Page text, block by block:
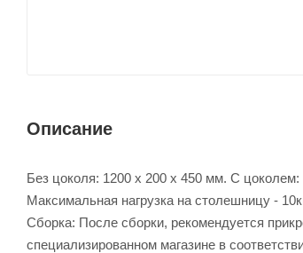
Описание
Без цоколя: 1200 х 200 х 450 мм. С
Максимальная нагрузка на столешницу -
Сборка: После сборки, рекомендуется
специализированном магазине в